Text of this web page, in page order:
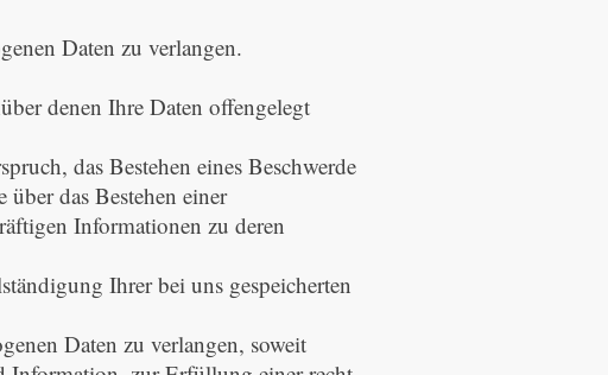
Daten zu verlangen.
denen Ihre Daten offengelegt
das Bestehen eines Beschwerde
das Bestehen einer
Informationen zu deren
Ihrer bei uns gespeicherten
Daten zu verlangen, soweit